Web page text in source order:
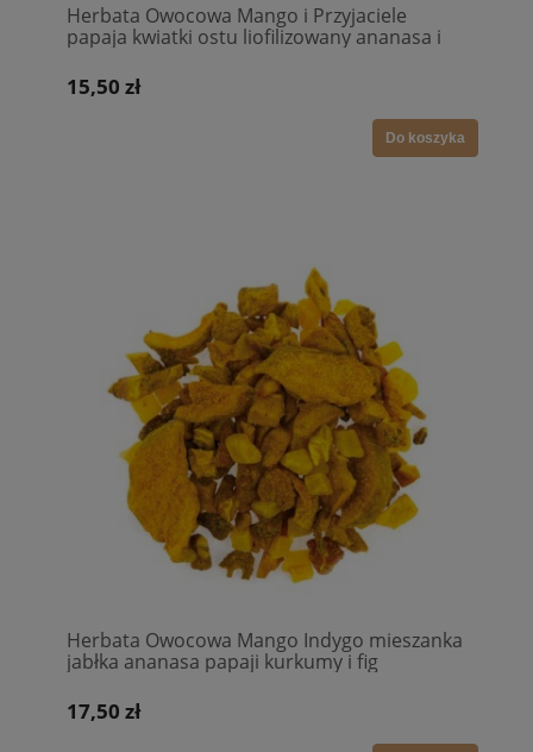
Herbata Owocowa Mango i Przyjaciele
papaja kwiatki ostu liofilizowany ananasa i
nagietka kawałki truskawek
15,50 zł
Do koszyka
Herbata Owocowa Mango Indygo mieszanka
jabłka ananasa papaji kurkumy i fig
17,50 zł